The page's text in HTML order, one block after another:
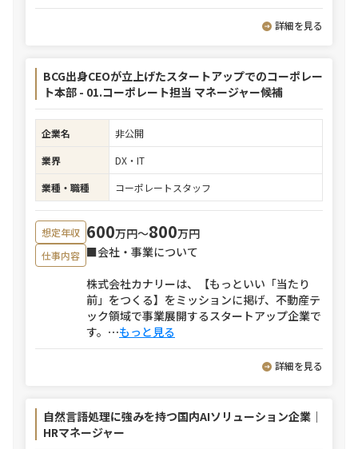
詳細を見る
BCG出身CEOが立上げたスタートアップでのコーポレー
ト本部 - 01.コーポレート担当 マネージャー候補
企業名
非公開
業界
DX・IT
業種・職種
コーポレートスタッフ
想定年収 600万円〜800万円
仕事内容 ■会社・事業について
株式会社カナリーは、【もっといい「当たり
前」をつくる】をミッションに掲げ、不動産テ
ック領域で事業展開するスタートアップ企業で
す。 ⋯もっと見る
詳細を見る
自然言語処理に強みを持つ国内AIソリューション企業｜
HRマネージャー